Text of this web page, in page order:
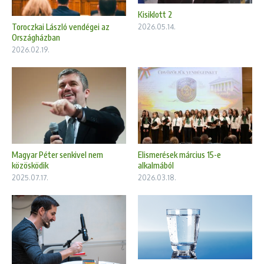
Toroczkai László vendégei az
Országházban
2026.02.19.
Kisiklott 2
2026.05.14.
Magyar Péter senkivel nem
közösködik
2025.07.17.
Elismerések március 15-e
alkalmából
2026.03.18.